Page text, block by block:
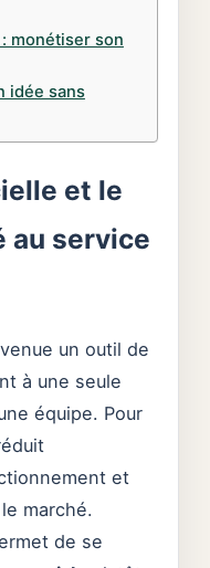
monétiser son
idée sans
et le
au service
un outil de
à une seule
équipe. Pour
et
marché.
de se